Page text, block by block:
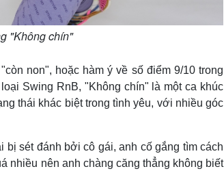
"Không chín"
non", hoặc hàm ý về số điểm 9/10 trong
Swing RnB, "Không chín" là một ca khúc
thái khác biệt trong tình yêu, với nhiều góc
sét đánh bởi cô gái, anh cố gắng tìm cách
nhiều nên anh chàng căng thẳng không biết